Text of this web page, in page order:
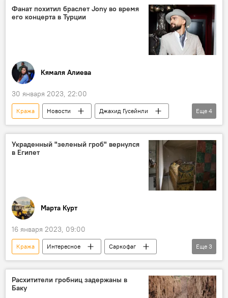
МВД
Фанат похитил браслет Jony во время
его концерта в Турции
Кямаля Алиева
30 января 2023, 22:00
Кража Новости
Джахид Гусейнли
концерт
Стамбул
Фанат
концерт
Еще 4
Украденный "зеленый гроб" вернулся
в Египет
Марта Курт
16 января 2023, 09:00
Кража Интересное
Саркофаг
Египет
Германия Артефакты
Еще 3
Расхитители гробниц задержаны в
Баку